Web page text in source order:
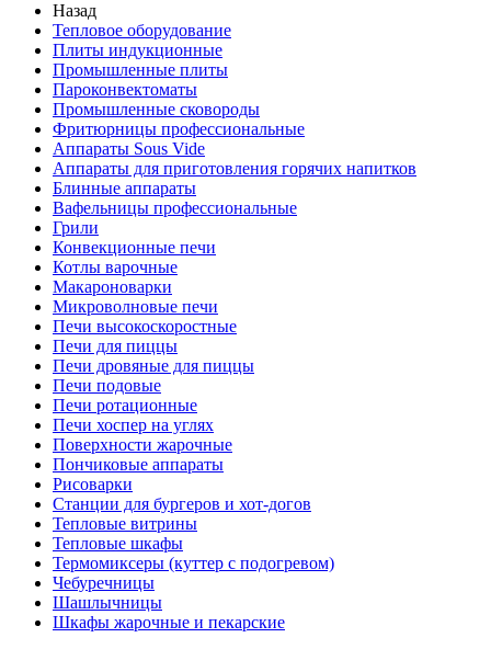
Назад
Тепловое оборудование
Плиты индукционные
Промышленные плиты
Пароконвектоматы
Промышленные сковороды
Фритюрницы профессиональные
Аппараты Sous Vide
Аппараты для приготовления горячих напитков
Блинные аппараты
Вафельницы профессиональные
Грили
Конвекционные печи
Котлы варочные
Макароноварки
Микроволновые печи
Печи высокоскоростные
Печи для пиццы
Печи дровяные для пиццы
Печи подовые
Печи ротационные
Печи хоспер на углях
Поверхности жарочные
Пончиковые аппараты
Рисоварки
Станции для бургеров и хот-догов
Тепловые витрины
Тепловые шкафы
Термомиксеры (куттер с подогревом)
Чебуречницы
Шашлычницы
Шкафы жарочные и пекарские